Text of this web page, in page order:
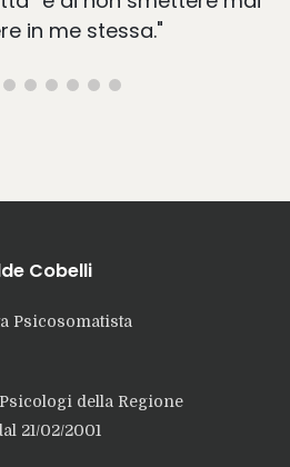
in me stessa."
Cobelli
Psicosomatista
della Regione
21/02/2001